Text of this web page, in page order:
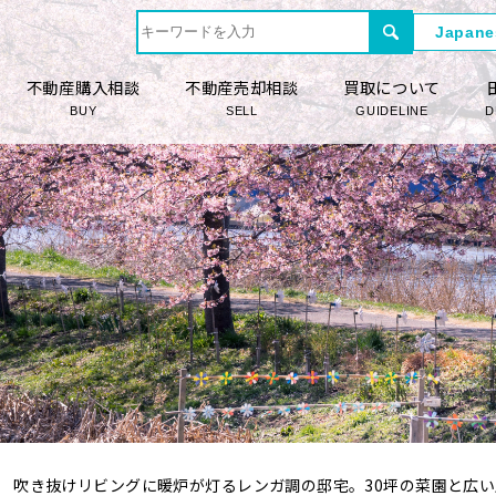
不動産購入相談
BUY
不動産売却相談
SELL
買取について
GUIDELINE
吹き抜けリビングに暖炉が灯るレンガ調の邸宅。30坪の菜園と広